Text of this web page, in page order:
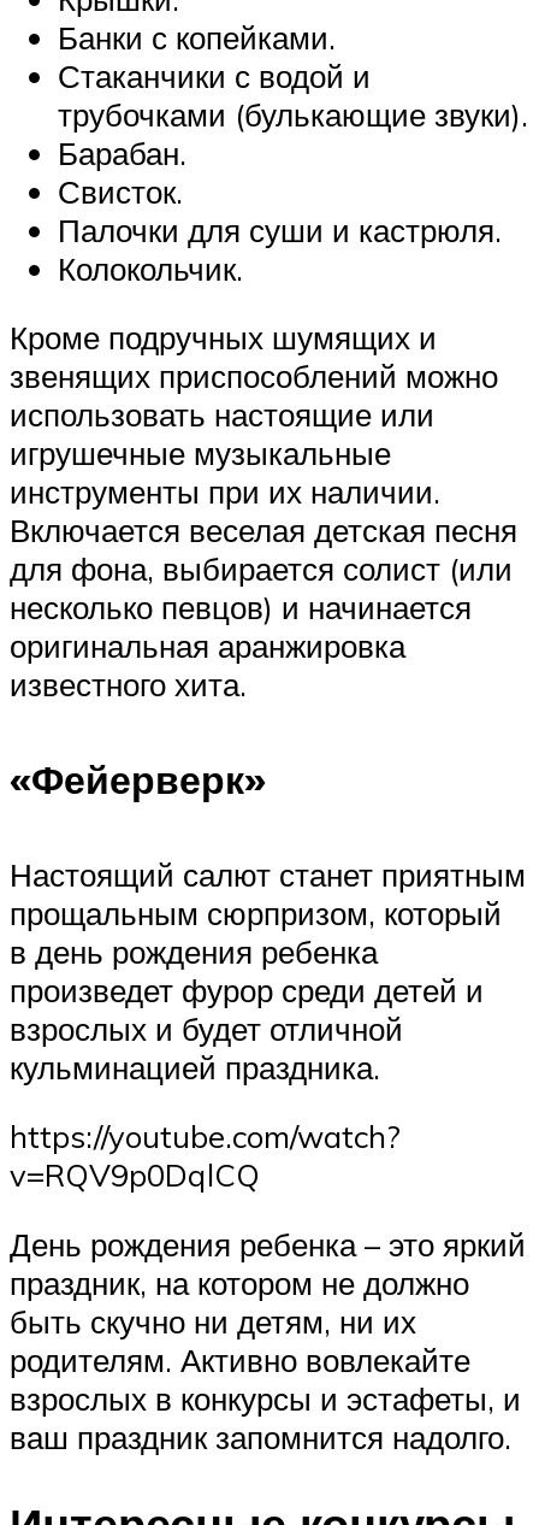
Банки с копейками.
Стаканчики с водой и
трубочками (булькающие звуки).
Барабан.
Свисток.
Палочки для суши и кастрюля.
Колокольчик.
Кроме подручных шумящих и
звенящих приспособлений можно
использовать настоящие или
игрушечные музыкальные
инструменты при их наличии.
Включается веселая детская песня
для фона, выбирается солист (или
несколько певцов) и начинается
оригинальная аранжировка
известного хита.
«Фейерверк»
Настоящий салют станет приятным
прощальным сюрпризом, который
в день рождения ребенка
произведет фурор среди детей и
взрослых и будет отличной
кульминацией праздника.
https://youtube.com/watch?
v=RQV9p0DqlCQ
День рождения ребенка – это яркий
праздник, на котором не должно
быть скучно ни детям, ни их
родителям. Активно вовлекайте
взрослых в конкурсы и эстафеты, и
ваш праздник запомнится надолго.